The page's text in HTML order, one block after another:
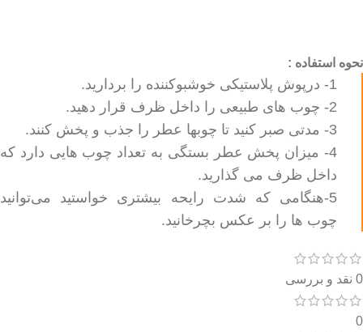
نحوه استفاده :
1- درپوش پلاستیکی خوشبوکننده را برداريد.
2- چوب هاى طبيعى را داخل ظرف قرار دهید.
3- مدتى صبر كنيد تا چوبها عطر را جذب و پخش كنند.
4- ميزان پخش عطر بستگى به تعداد چوب هايى دارد كه
داخل ظرف مى گذاريد.
5-هنگامى كه شدت رايحه بيشترى خواستيد می‌توانید
چوب ها را بر عكس بچرخانيد.
0 نقد و بررسی
0